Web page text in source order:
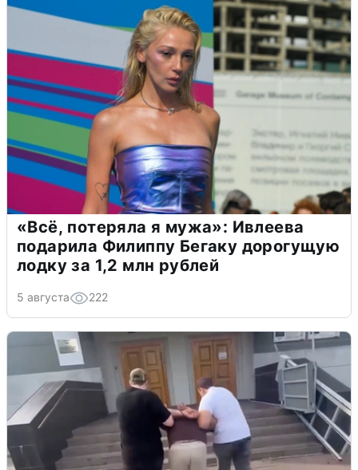
«Всё, потеряла я мужа»: Ивлеева
подарила Филиппу Бегаку дорогущую
лодку за 1,2 млн рублей
5 августа 222